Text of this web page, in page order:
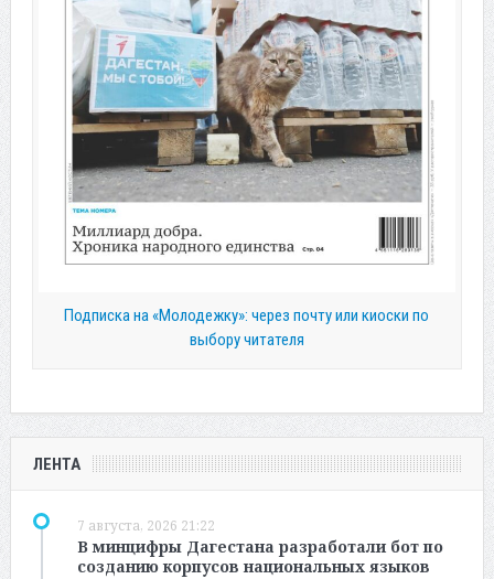
Подписка на «Молодежку»: через почту или киоски по
выбору читателя
ЛЕНТА
7 августа, 2026 21:22
В минцифры Дагестана разработали бот по
созданию корпусов национальных языков